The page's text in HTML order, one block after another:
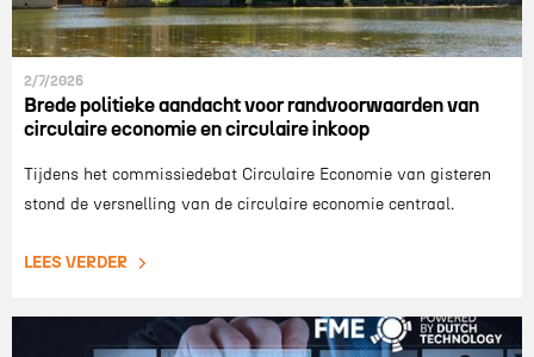
2/7/2026
Brede politieke aandacht voor randvoorwaarden van
circulaire economie en circulaire inkoop
Tijdens het commissiedebat Circulaire Economie van gisteren
stond de versnelling van de circulaire economie centraal.
LEES VERDER